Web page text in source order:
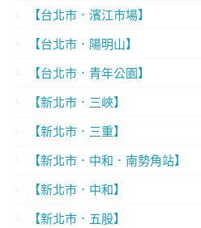
【台北市．濱江市場】
【台北市．陽明山】
【台北市．青年公園】
【新北市．三峽】
【新北市．三重】
【新北市．中和．南勢角站】
【新北市．中和】
【新北市．五股】